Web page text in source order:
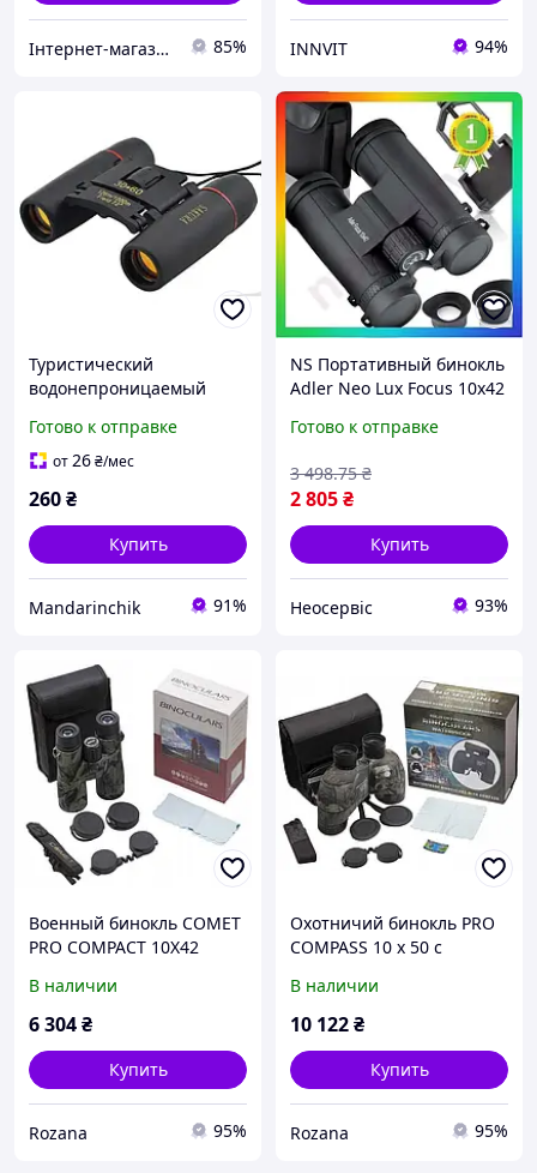
Інтернет-магазин SALE TOOLS 85% INNVIT 94%
Туристический
водонепроницаемый
высоким увеличением
6364
Готово к отправке
от26₴/мес
260₴
Купить
Mandarinchik 91%
NS Портативный бинокль
Adler Neo Lux Focus 10х42
природой с высоким
Готово к отправке
2 805₴
3 498.75 ₴
Купить
Неосервіс 93%
Военный бинокль COMET
PRO COMPACT 10X42
В наличии
6 304₴
Купить
Rozana 95%
Охотничий бинокль PRO
COMPASS 10 x 50 с
В наличии
10 122₴
Купить
Rozana 95%